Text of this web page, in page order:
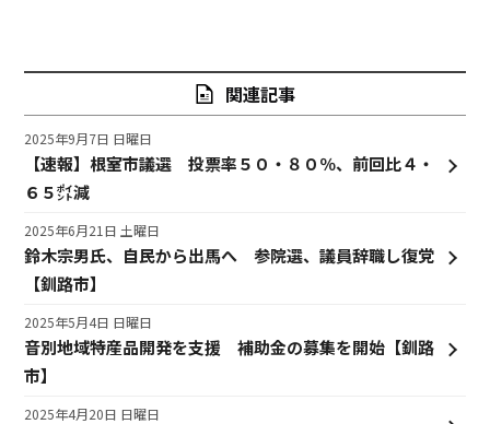
関連記事
【速報】根室市議選 投票率５０・８０％、前回比４・
６５㌽減
2025年9月7日 日曜日
鈴木宗男氏、自民から出馬へ 参院選、議員辞職し復党
【釧路市】
2025年6月21日 土曜日
音別地域特産品開発を支援 補助金の募集を開始【釧路
市】
2025年5月4日 日曜日
2025年4月20日 日曜日